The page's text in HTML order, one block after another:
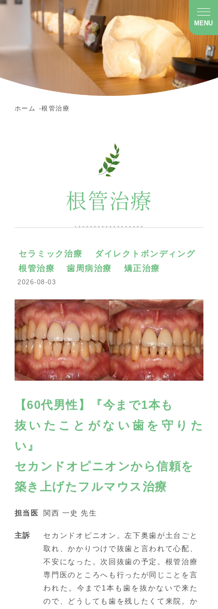
ホーム 根管治療
根管治療
セラミック治療
ダイレクトボンディング
根管治療
歯周病治療 矯正治療
2026-08-03
【60代男性】『今まで1本も
抜いたことがない歯を守りた
い』
セカンドオピニオンから信頼を
築き上げたフルマウス治療
担当医 関西 一史 先生
主訴
セカンドオピニオン。左下奥歯が土台ごと
取れ、かかりつけで抜歯と言われて心配、
不安になった。次回抜歯の予定。根管治療
専門医のところへも行ったが同じことを言
われた。今まで1本も歯を抜かないで来た
ので、どうしても歯を残したくて来院。か
MENU